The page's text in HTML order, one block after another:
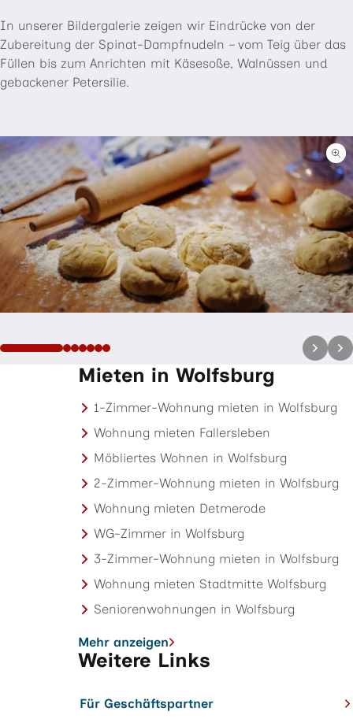
In unserer Bildergalerie zeigen wir Eindrücke von der
Zubereitung der Spinat-Dampfnudeln – vom Teig über das
Füllen bis zum Anrichten mit Käsesoße, Walnüssen und
gebackener Petersilie.
Springe zum Ende des Bild-Sliders
Ende des Bild-SlidersMieten in Wolfsburg
1-Zimmer-Wohnung mieten in Wolfsburg
Wohnung mieten Fallersleben
Möbliertes Wohnen in Wolfsburg
2-Zimmer-Wohnung mieten in Wolfsburg
Wohnung mieten Detmerode
WG-Zimmer in Wolfsburg
3-Zimmer-Wohnung mieten in Wolfsburg
Wohnung mieten Stadtmitte Wolfsburg
Seniorenwohnungen in Wolfsburg
Mehr anzeigen
Weitere Links
Für Geschäftspartner